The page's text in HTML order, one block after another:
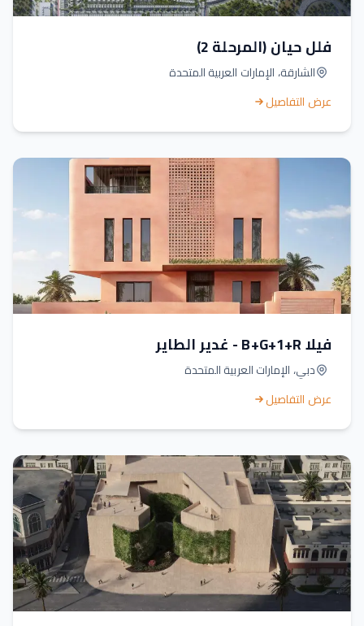
فلل حيان (المرحلة 2)
الشارقة، الإمارات العربية المتحدة
عرض التفاصيل
فيلا B+G+1+R - غدير الطاير
دبي، الإمارات العربية المتحدة
عرض التفاصيل